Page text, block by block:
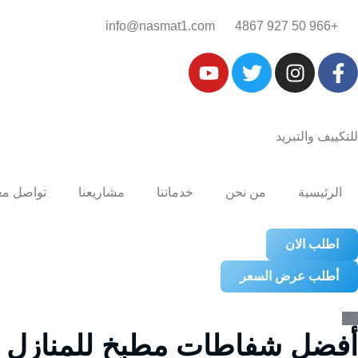
+966 50 927 4867‎‏
info@nasmat1.com
للتكييف والتبريد
الرئيسية من نحن خدماتنا مشاريعنا تواصل
اطلب الان
أطلب عرض السعر
أفضل شفاطات مطبخ للمنازل